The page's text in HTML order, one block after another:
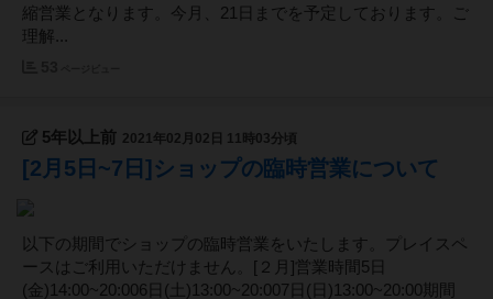
縮営業となります。今月、21日までを予定しております。ご
理解...
5年以上前 2021年02月02日 11時03分頃
[2月5日~7日]ショップの臨時営業について
以下の期間でショップの臨時営業をいたします。プレイスペ
ースはご利用いただけません。[２月]営業時間5日
(金)14:00~20:006日(土)13:00~20:007日(日)13:00~20:00期間